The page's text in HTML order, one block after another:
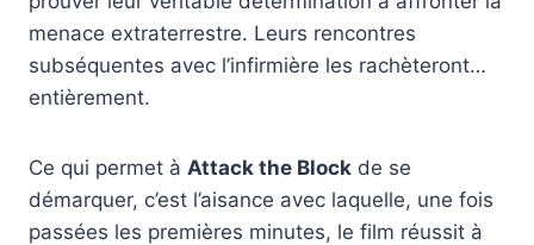
menace extraterrestre. Leurs rencontres
subséquentes avec l’infirmière les rachèteront…
entièrement.
Ce qui permet à Attack the Block de se
démarquer, c’est l’aisance avec laquelle, une fois
passées les premières minutes, le film réussit à